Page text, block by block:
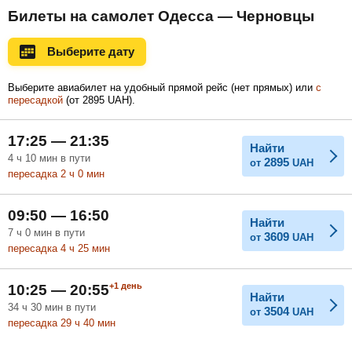
Сентябрь
Ноябрь
Билеты на самолет Одесса — Черновцы
Выберите дату
Выберите авиабилет на удобный прямой рейс (нет прямых) или с
пересадкой (от 2895 UAH).
17:25 — 21:35
4 ч 10 мин в пути
пересадка 2 ч 0 мин
Найти
от 2895 UAH
09:50 — 16:50
7 ч 0 мин в пути
пересадка 4 ч 25 мин
Найти
от 3609 UAH
10:25 — 20:55+1 день
34 ч 30 мин в пути
пересадка 29 ч 40 мин
Найти
от 3504 UAH